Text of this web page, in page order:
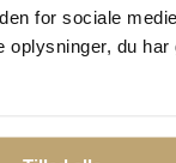
for sociale
oplysninger, du har